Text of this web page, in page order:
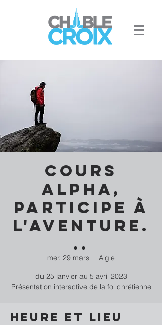
Cours
Alpha,
participe à
l'aventure.
..
mer. 29 mars
  |
Aigle
du 25 janvier au 5 avril 2023
Présentation interactive de la foi chrétienne
Heure et lieu